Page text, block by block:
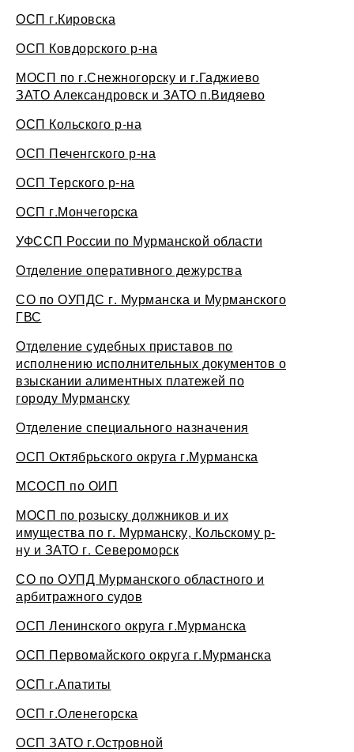
ОСП г.Кировска
ОСП Ковдорского р-на
МОСП по г.Снежногорску и г.Гаджиево
ЗАТО Александровск и ЗАТО п.Видяево
ОСП Кольского р-на
ОСП Печенгского р-на
ОСП Терского р-на
ОСП г.Мончегорска
УФССП России по Мурманской области
Отделение оперативного дежурства
СО по ОУПДС г. Мурманска и Мурманского
ГВС
Отделение судебных приставов по
исполнению исполнительных документов о
взыскании алиментных платежей по
городу Мурманску
Отделение специального назначения
ОСП Октябрьского округа г.Мурманска
МСОСП по ОИП
МОСП по розыску должников и их
имущества по г. Мурманску, Кольскому р-
ну и ЗАТО г. Североморск
СО по ОУПД Мурманского областного и
арбитражного судов
ОСП Ленинского округа г.Мурманска
ОСП Первомайского округа г.Мурманска
ОСП г.Апатиты
ОСП г.Оленегорска
ОСП ЗАТО г.Островной